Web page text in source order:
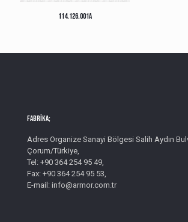
114.126.001A
Fabrika;
Adres Organize Sanayi Bölgesi Salih Aydın
Çorum/Türkiye,
Tel: +90 364 254 95 49,
Fax: +90 364 254 95 53,
E-mail: info@armor.com.tr